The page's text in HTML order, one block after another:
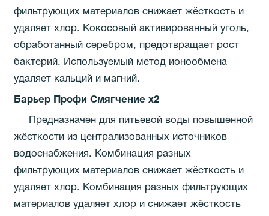
фильтрующих материалов снижает жёсткость и
удаляет хлор. Кокосовый активированный уголь,
обработанный серебром, предотвращает рост
бактерий. Используемый метод ионообмена
удаляет кальций и магний.
Барьер Профи Смягчение х2
Предназначен для питьевой воды повышенной
жёсткости из централизованных источников
водоснабжения. Комбинация разных
фильтрующих материалов снижает жёсткость и
удаляет хлор. Комбинация разных фильтрующих
материалов удаляет хлор и снижает жёсткость